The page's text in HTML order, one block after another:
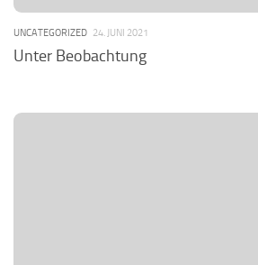
UNCATEGORIZED 24. JUNI 2021
Unter Beobachtung